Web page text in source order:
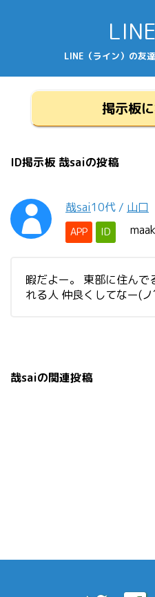
LINE（ライン）の友
掲示板
ID掲示板 哉saiの投稿
哉sai10代 / 山口
APP ID
暇だよー。 東部に住んで
れる人 仲良くしてなー(
哉saiの関連投稿